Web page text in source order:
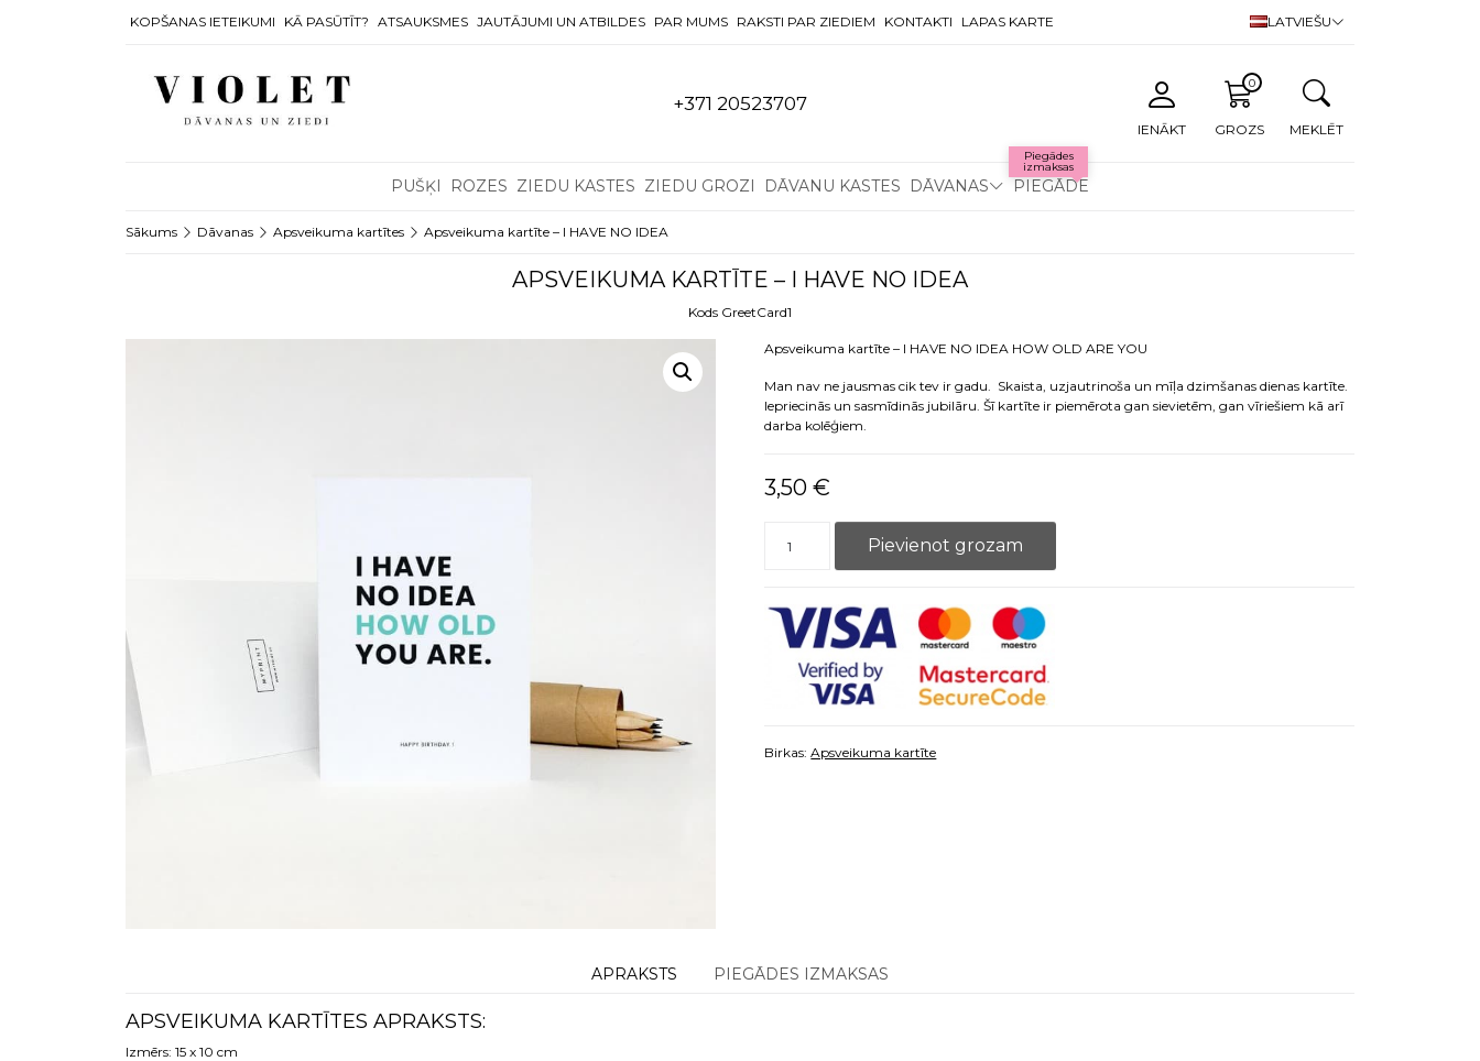
KOPŠANAS IETEIKUMI KĀ PASŪTĪT? ATSAUKSMES JAUTĀJUMI UN ATBILDES PAR MUMS RAKSTI PAR ZIEDIEM KONTAKTI LAPAS KARTE LATVIEŠU
+371 20523707
IENĀKT GROZS
0
MEKLĒT
PUŠĶI ROZES ZIEDU KASTES ZIEDU GROZI DĀVANU KASTES DĀVANAS
Piegādes
izmaksas
PIEGĀDE
Sākums Dāvanas Apsveikuma kartītes Apsveikuma kartīte – I HAVE NO IDEA
APSVEIKUMA KARTĪTE – I HAVE NO IDEA
Kods GreetCard1
Apsveikuma kartīte – I HAVE NO IDEA HOW OLD ARE YOU
Man nav ne jausmas cik tev ir gadu. Skaista, uzjautrinoša un mīļa dzimšanas dienas kartīte.
Iepriecinās un sasmīdinās jubilāru. Šī kartīte ir piemērota gan sievietēm, gan vīriešiem kā arī
darba kolēģiem.
3,50€
Pievienot grozam
Birkas:Apsveikuma kartīte
APRAKSTS PIEGĀDES IZMAKSAS
APSVEIKUMA KARTĪTES APRAKSTS:
Izmērs: 15 x 10 cm